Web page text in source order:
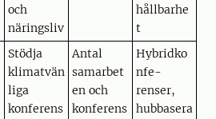
och
näringsliv
hållbarhe
t
Stödja
klimatvän
liga
konferens
Antal
samarbet
en och
konferens
Hybridko
nfe-
renser,
hubbasera